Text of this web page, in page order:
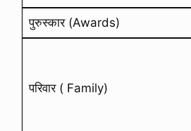
पुरुस्कार (Awards)
परिवार ( Family)